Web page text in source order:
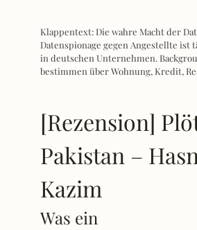
Klappentext: Die wahre Macht der
Datenspionage gegen Angestellte ist
in deutschen Unternehmen.
bestimmen über Wohnung, Kredit,
[Rezension]
Pakistan –
Kazim
Was ein